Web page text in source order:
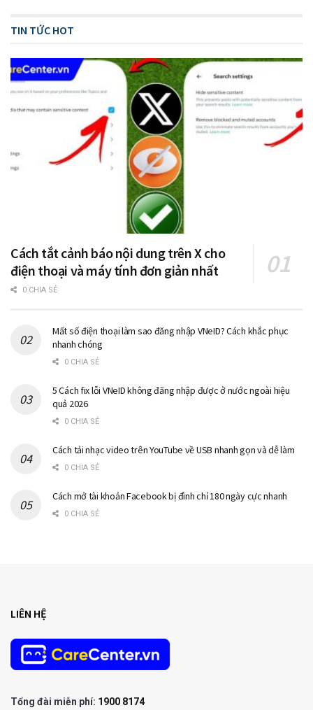
TIN TỨC HOT
Cách tắt cảnh báo nội dung trên X cho
điện thoại và máy tính đơn giản nhất
0 CHIA SẺ
Mất số điện thoại làm sao đăng nhập VNeID? Cách khắc phục
nhanh chóng
0 CHIA SẺ
5 Cách fix lỗi VNeID không đăng nhập được ở nước ngoài hiệu
quả 2026
0 CHIA SẺ
Cách tải nhạc video trên YouTube về USB nhanh gọn và dễ làm
0 CHIA SẺ
Cách mở tài khoản Facebook bị đình chỉ 180 ngày cực nhanh
0 CHIA SẺ
LIÊN HỆ
Tổng đài miễn phí: 1900 8174